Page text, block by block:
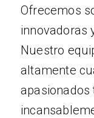
Ofrecemos
innovadoras
Nuestro
altamente
apasionados